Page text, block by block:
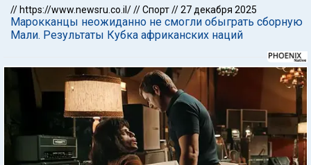
// https://www.newsru.co.il///Спорт//27 декабря 2025
Марокканцы неожиданно не смогли обыграть сборную
Мали. Результаты Кубка африканских наций